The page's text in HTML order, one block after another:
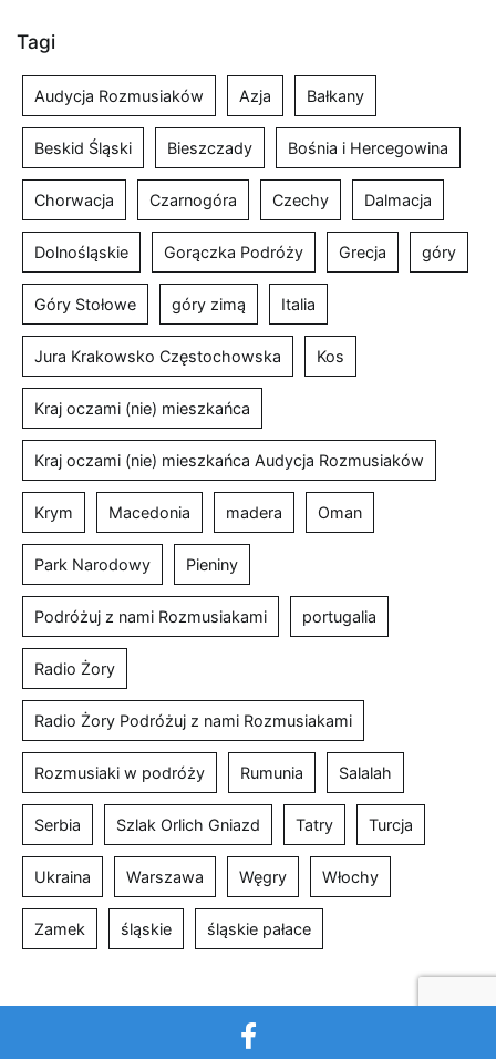
Tagi
Audycja Rozmusiaków Azja Bałkany
Beskid Śląski Bieszczady Bośnia i Hercegowina
Chorwacja Czarnogóra Czechy Dalmacja
Dolnośląskie Gorączka Podróży Grecja góry
Góry Stołowe góry zimą Italia
Jura Krakowsko Częstochowska Kos
Kraj oczami (nie) mieszkańca
Kraj oczami (nie) mieszkańca Audycja Rozmusiaków
Krym Macedonia madera Oman
Park Narodowy Pieniny
Podróżuj z nami Rozmusiakami portugalia
Radio Żory
Radio Żory Podróżuj z nami Rozmusiakami
Rozmusiaki w podróży Rumunia Salalah
Serbia Szlak Orlich Gniazd Tatry Turcja
Ukraina Warszawa Węgry Włochy
Zamek śląskie śląskie pałace